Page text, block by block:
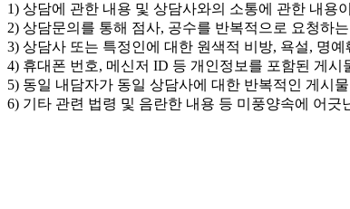
1) 상담에 관한 내용 및 상담사와의 소통에 관한 내용
2) 상담문의를 통해 점사, 공수를 반복적으로 요청하
3) 상담사 또는 특정인에 대한 원색적 비방, 욕설, 명
4) 휴대폰 번호, 메신저 ID 등 개인정보를 포함된 게시
5) 동일 내담자가 동일 상담사에 대한 반복적인 게시물
6) 기타 관련 법령 및 음란한 내용 등 미풍양속에 어긋